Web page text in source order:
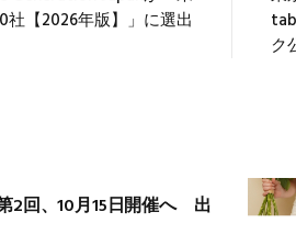
社【2026年版】」に選出
ク
2回、10月15日開催へ 出